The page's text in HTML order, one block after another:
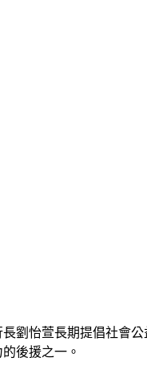
劉怡萱長期提倡社會
後援之一。